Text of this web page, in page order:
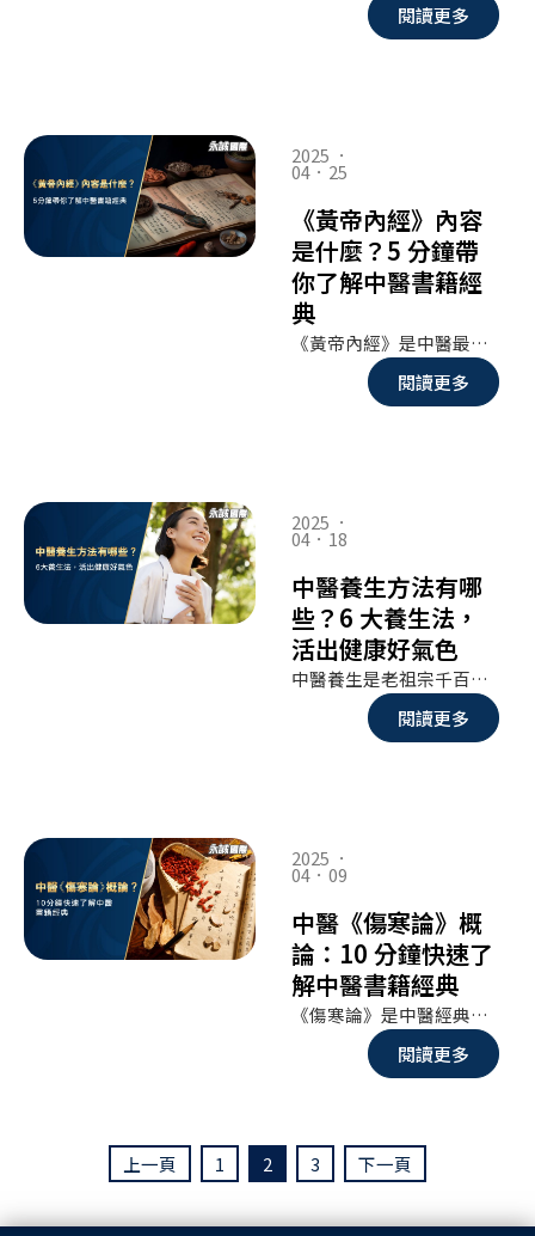
閱讀更多
2025 ．
04．25
《黃帝內經》內容
是什麼？5 分鐘帶
你了解中醫書籍經
典
《黃帝內經》是中醫最早的經典著作，被譽為「醫家之祖」。不只是一本醫書，它更像是一部探討生命、自然與人體運行法則的哲學寶藏。你也許聽過它，但它的內容其實遠比你想像的深奧又有趣。接下來的 5 分鐘，讓我們一起揭開《黃帝內經》的神秘面紗，走進中醫智慧的世界。
閱讀更多
2025 ．
04．18
中醫養生方法有哪
些？6 大養生法，
活出健康好氣色
中醫養生是老祖宗千百年來智慧的結晶，強調「治未病」、重視身心靈的平衡，不只是在生病後才求醫，而是在平日的飲食、作息、情緒與習慣中，慢慢培養出健康的體質。現代生活節奏快、壓力大，很多人容易忽略自己的身體狀況，等到出現疲倦、氣色差、睡不好等問題時，才驚覺健康早已亮起紅燈。其實，透過簡單可行的中醫養生法，我們可以在日常中調整體質，提升免疫力，讓氣血循環順暢，整個人不僅精神好、皮膚亮，連心情也會跟著穩定下來。這篇文章就要帶你認識 6 大中醫養生方法，從飲食、運動、作息到情緒管理，每一項都是通往「健康好氣色」的關鍵步驟。養生，不是麻煩的事，而是一種懂得善待自己的生活態度。現在就一起踏上這條身心平衡的養生之路吧！
閱讀更多
2025 ．
04．09
中醫《傷寒論》概
論：10 分鐘快速了
解中醫書籍經典
《傷寒論》是中醫經典之一，被譽為「醫聖」張仲景所著的臨床寶典。它不僅探討外感病的診治，更奠定了中醫辨證論治的基礎，或許你覺得古書難懂，但其實《傷寒論》的核心思想至今仍影響著中醫實踐。本篇文章將用 10 分鐘帶你快速掌握這部經典的精髓，讓你了解它如何影響中醫理論、診斷方法與治療思維。即使是零基礎，也能輕鬆入門！
閱讀更多
上一頁 1 2 3 下一頁